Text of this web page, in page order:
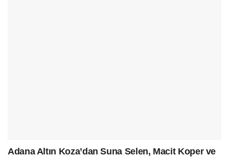
Adana Altın Koza’dan Suna Selen, Macit Koper ve